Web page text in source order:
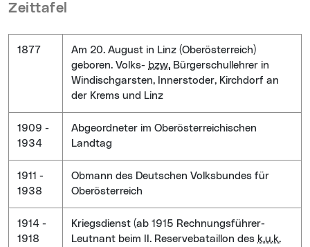
Zeittafel
1877
Am 20. August in Linz (Oberösterreich)
geboren. Volks- bzw. Bürgerschullehrer in
Windischgarsten, Innerstoder, Kirchdorf an
der Krems und Linz
1909 -
1934
Abgeordneter im Oberösterreichischen
Landtag
1911 -
1938
Obmann des Deutschen Volksbundes für
Oberösterreich
1914 -
1918
Kriegsdienst (ab 1915 Rechnungsführer-
Leutnant beim II. Reservebataillon des k.u.k.